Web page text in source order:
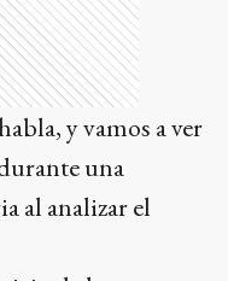
y vamos a ver
una
al analizar el